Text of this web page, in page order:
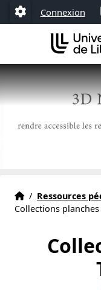
Aller au menu
Aller au contenu
Aller au pied de page
Paramétrage
Connexion
Actualités
Accueil
/ Ressources
Collections